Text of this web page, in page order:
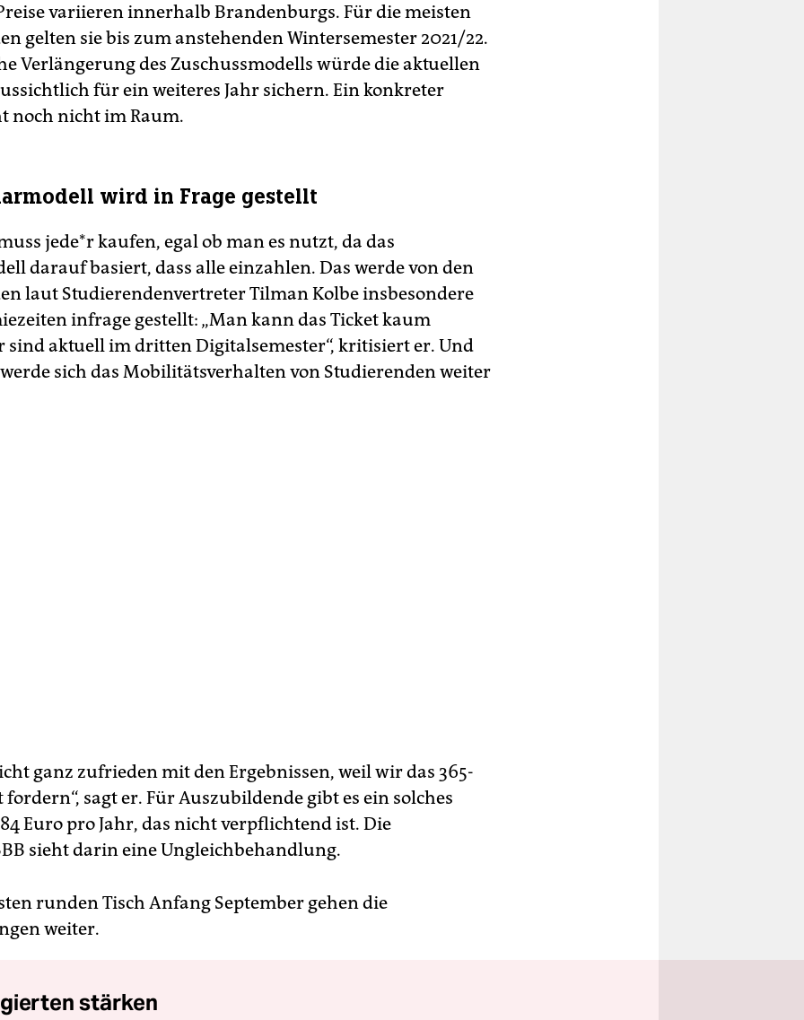
variieren innerhalb Brandenburgs. Für die meisten
gelten sie bis zum anstehenden Wintersemester 2021/22.
Verlängerung des Zuschussmodells würde die aktuellen
für ein weiteres Jahr sichern. Ein konkreter
noch nicht im Raum.
wird in Frage gestellt
je­de*r kaufen, egal ob man es nutzt, da das
darauf basiert, dass alle einzahlen. Das werde von den
laut Studierendenvertreter Tilman Kolbe insbesondere
infrage gestellt: „Man kann das Ticket kaum
sind aktuell im dritten Digitalsemester“, kritisiert er. Und
sich das Mobilitätsverhalten von Studierenden weiter
ganz zufrieden mit den Ergebnissen, weil wir das 365-
fordern“, sagt er. Für Auszubildende gibt es ein solches
Euro pro Jahr, das nicht verpflichtend ist. Die
sieht darin eine Ungleichbehandlung.
runden Tisch Anfang September gehen die
weiter.
stärken